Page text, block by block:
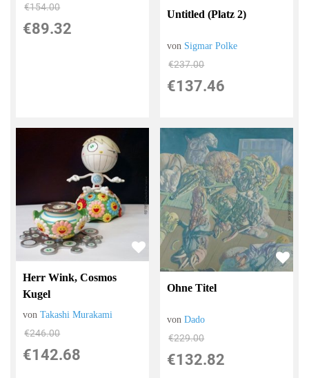
€154.00
€89.32
Untitled (Platz 2)
von Sigmar Polke
€237.00
€137.46
Herr Wink, Cosmos
Kugel
vonTakashi Murakami
€246.00
€142.68
Ohne Titel
vonDado
€229.00
€132.82